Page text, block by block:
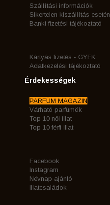
Szállítási információk
Sikertelen kiszállítás esetén
Banki fizetési tájékoztató
Kártyás fizetés - GYFK
Adatkezelési tájékoztató
Érdekességek
PARFÜM MAGAZIN
Várható parfümök
Top 10 női illat
Top 10 férfi illat
Facebook
Instagram
Névnap ajánló
Illatcsaládok